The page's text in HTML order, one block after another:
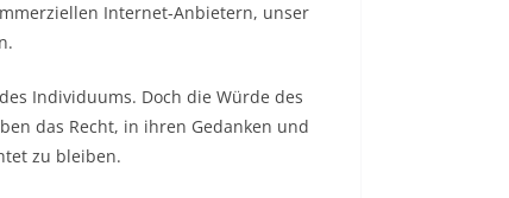
Internet-Anbietern, unser
Individuums. Doch die Würde des
das Recht, in ihren Gedanken und
zu bleiben.